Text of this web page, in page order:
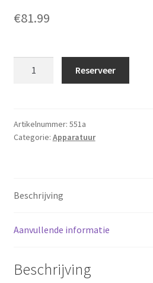
€81.99
2-
baks
Reserveer
Artikelnummer: 551a
Categorie: Apparatuur
Beschrijving
Aanvullende informatie
Beschrijving